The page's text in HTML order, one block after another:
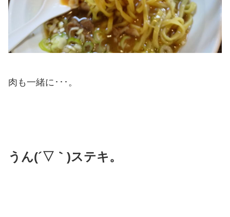
肉も一緒に･･･。
うん(´▽｀)ステキ。